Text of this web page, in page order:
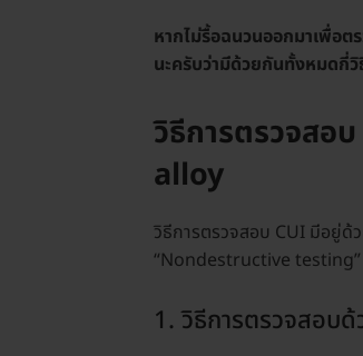
หากไม่รื้อฉนวนออกมาเพื่อต
นะครับว่ามีด้วยกันทั้งหมดกี่วิ
วิธีการตรวจสอ
alloy
วิธีการตรวจสอบ CUI มีอยู่ด้
“Nondestructive
1. วิธีการตรวจสอบ